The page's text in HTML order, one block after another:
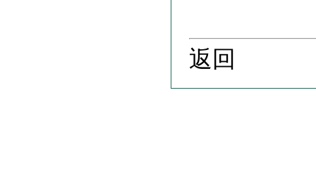
返回